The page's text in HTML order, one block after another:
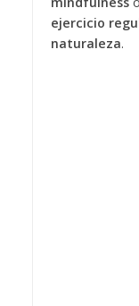
ejercicio
naturaleza.